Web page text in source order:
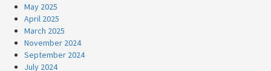
May 2025
April 2025
March 2025
November 2024
September 2024
July 2024